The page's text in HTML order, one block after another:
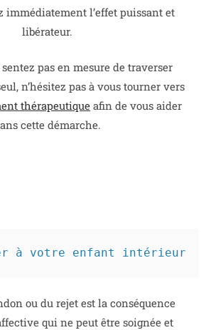
immédiatement l’effet puissant et
libérateur.
pas en mesure de traverser
n’hésitez pas à vous tourner vers
thérapeutiqueafin de vous aider
cette démarche.
à votre enfant intérieur
ou du rejet est la conséquence
qui ne peut être soignée et